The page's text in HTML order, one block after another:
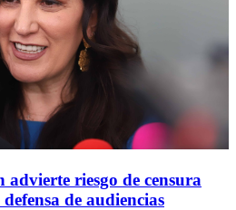
riesgo de censura
de audiencias